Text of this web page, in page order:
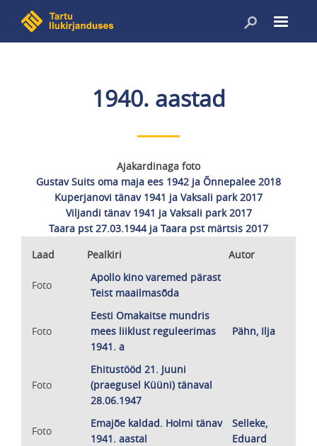
edasi
1940. aastad
Ajakardinaga foto
Gustav Suits oma maja ees 1942 ja Õnnepalee 2018
Kuperjanovi tänav 1941 ja Vaksali park 2017
Viljandi tänav 1941 ja Vaksali park 2017
Taara pst 27.03.1944 ja Taara pst märtsis 2017
Laad
Pealkiri Autor
Foto
Apollo kino varemed pärast
Teist maailmasõda
Foto
Eesti Omakaitse mundris
mees liiklust reguleerimas
1941. a
Pähn, Ilja
Foto
Ehitustööd 21. Juuni
(praegusel Küüni) tänaval
28.06.1947
Foto
Emajõe kaldad. Holmi tänav
1941. aastal
Selleke,
Eduard